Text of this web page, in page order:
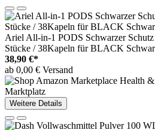
Ariel All-in-1 PODS Schwarzer
Stücke / 38Kapeln für BLACK
38,90 €*
ab 0,00 € Versand
Marktplatz
Weitere Details